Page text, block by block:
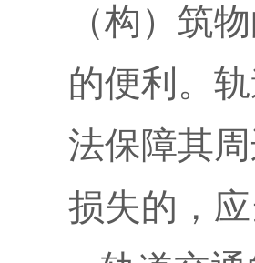
（构）筑
的便利。
法保障其
损失的，